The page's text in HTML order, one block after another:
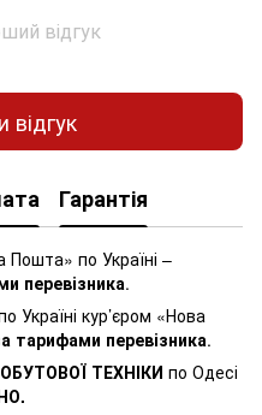
відгук
відгук
Гарантія
по Україні –
перевізника.
Україні кур’єром «Нова
тарифами перевізника.
ТЕХНІКИ по Одесі